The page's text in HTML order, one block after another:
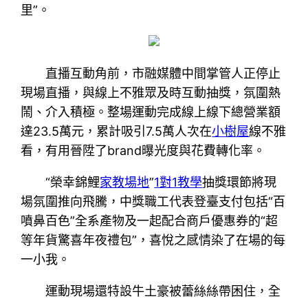
里”。
直播互動角前，市融媒體中間掌管人正停止
現場直播，與線上不雅眾及時互動抽獎，氛圍熱
鬧、介入積極。整場運動完成線上線下總營業額
達23.5萬元，累計吸引7.5萬人次在小樹屋線不雅
看，有用晉陞了brand曝光度與花費轉化率。
“榮幸錦鯉家教場地”1對1教學抽獎環節將現
場氛圍推向飛騰，中獎職工代表登臺支付包括“百
噴鼻百色”全系產物及一起配合商戶優惠券的“超
等年貨驚喜年夜禮包”，喜悅之感情染了在場的每
一小我。
運動現場還特設牛土豪被蕾絲絲帶困住，全